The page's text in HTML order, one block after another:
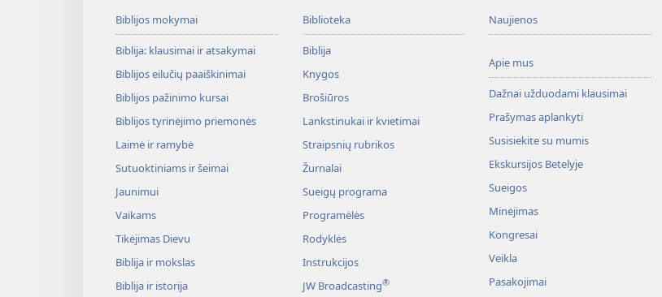
Biblijos mokymai
Biblija: klausimai ir atsakymai
Biblijos eilučių paaiškinimai
Biblijos pažinimo kursai
Biblijos tyrinėjimo priemonės
Laimė ir ramybė
Sutuoktiniams ir šeimai
Jaunimui
Vaikams
Tikėjimas Dievu
Biblija ir mokslas
Biblija ir istorija
Biblioteka
Biblija
Knygos
Brošiūros
Lankstinukai ir kvietimai
Straipsnių rubrikos
Žurnalai
Sueigų programa
Programėlės
Rodyklės
Instrukcijos
JW Broadcasting®
Naujienos
Apie mus
Dažnai užduodami klausimai
Prašymas aplankyti
Susisiekite su mumis
Ekskursijos Betelyje
Sueigos
Minėjimas
Kongresai
Veikla
Pasakojimai